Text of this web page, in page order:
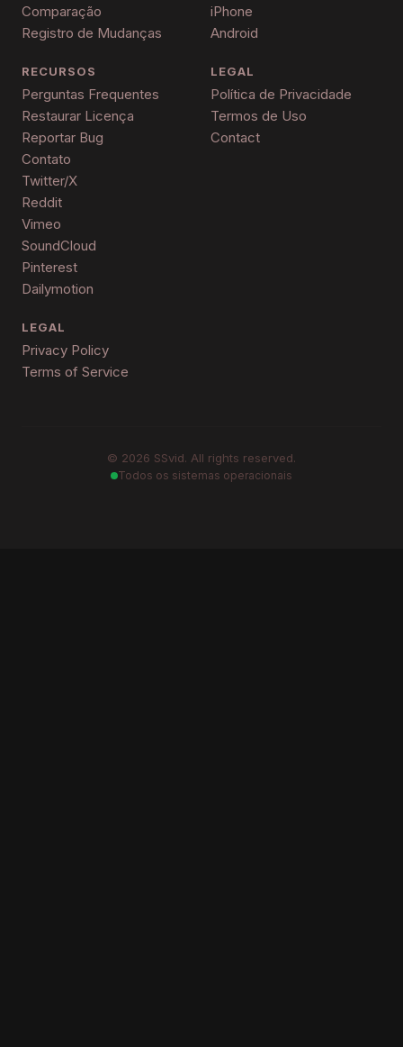
Comparação
Registro de Mudanças
iPhone
Android
RECURSOS
Perguntas Frequentes
Restaurar Licença
Reportar Bug
Contato
Twitter/X
Reddit
Vimeo
SoundCloud
Pinterest
Dailymotion
LEGAL
Política de Privacidade
Termos de Uso
Contact
LEGAL
Privacy Policy
Terms of Service
© 2026 SSvid. All rights reserved.
Todos os sistemas operacionais